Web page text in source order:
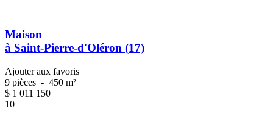
Maison
à Saint-Pierre-d'Oléron (17)
Ajouter aux favoris
9 pièces - 450 m²
$ 1 011 150
10